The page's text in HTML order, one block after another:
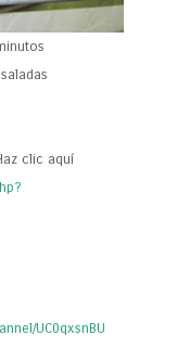
clic aquí
UC0qxsnBU